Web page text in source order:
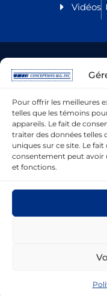
Pour offrir les meilleures
telles que les témoins
appareils. Le fait de
traiter des données telles
uniques sur ce site. Le
consentement peut avoir
et fonctions.
Vidéos
© 2019-
Informatique
Facebook